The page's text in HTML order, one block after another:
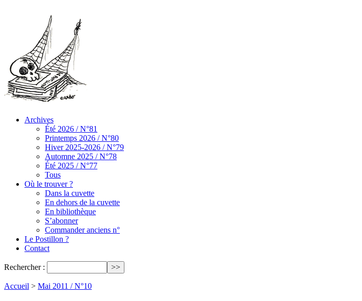
Archives
Été 2026 / N°81
Printemps 2026 / N°80
Hiver 2025-2026 / N°79
Automne 2025 / N°78
Été 2025 / N°77
Tous
Où le trouver ?
Dans la cuvette
En dehors de la cuvette
En bibliothèque
S’abonner
Commander anciens n°
Le Postillon ?
Contact
Rechercher :
Accueil > Mai 2011 / N°10